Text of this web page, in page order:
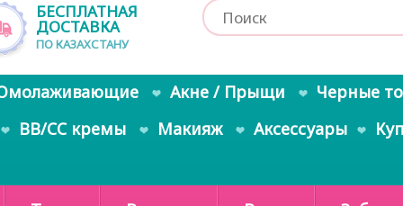
БЕСПЛАТНАЯ
ДОСТАВКА
ПО КАЗАХСТАНУ
Акне / Прыщи
Черные
BB/CC кремы
Макияж Аксессуары